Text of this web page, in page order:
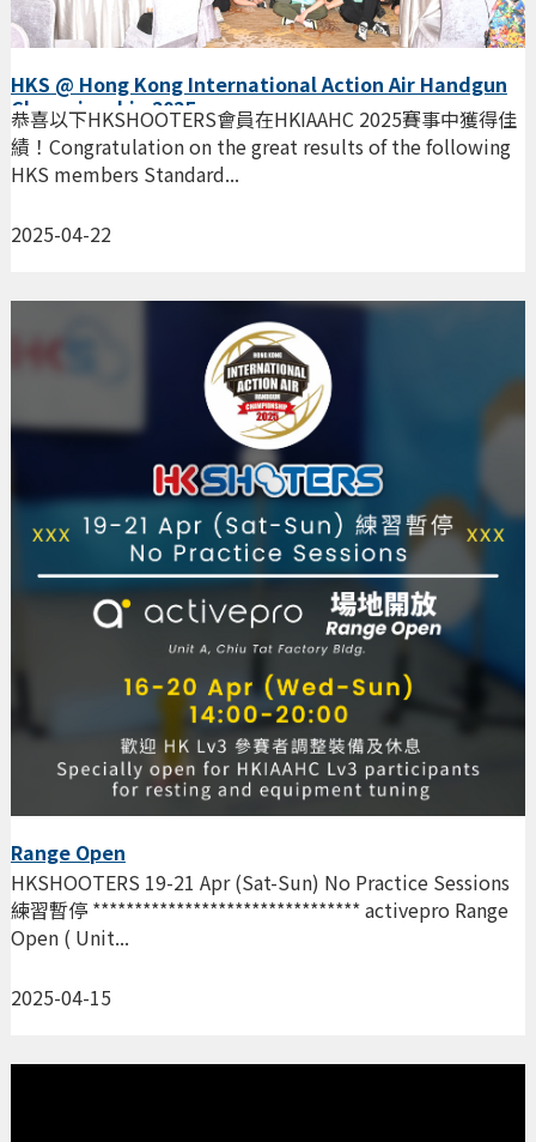
HKS @ Hong Kong International Action Air Handgun
Championship 2025
2025-04-22
恭喜以下HKSHOOTERS會員在HKIAAHC 2025賽事中獲得佳
績！Congratulation on the great results of the following
HKS members Standard...
Range Open
2025-04-15
HKSHOOTERS 19-21 Apr (Sat-Sun) No Practice Sessions
練習暫停 ******************************** activepro Range
Open ( Unit...